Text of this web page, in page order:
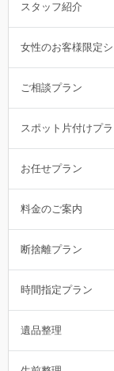
スタッフ紹介
女性のお客様限定
ご相談プラン
スポット片付けプ
お任せプラン
料金のご案内
断捨離プラン
時間指定プラン
遺品整理